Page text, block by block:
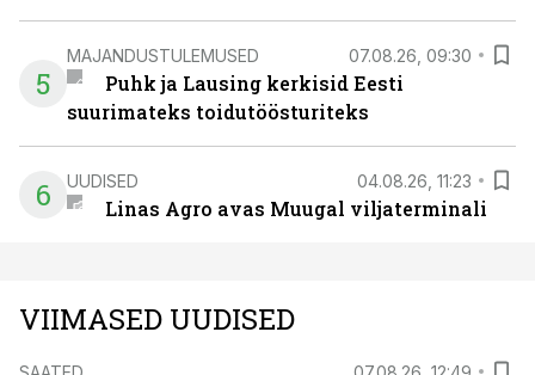
5
MAJANDUSTULEMUSED 07.08.26, 09:30
Puhk ja Lausing kerkisid Eesti
suurimateks toidutöösturiteks
6 UUDISED 04.08.26, 11:23
Linas Agro avas Muugal viljaterminali
VIIMASED UUDISED